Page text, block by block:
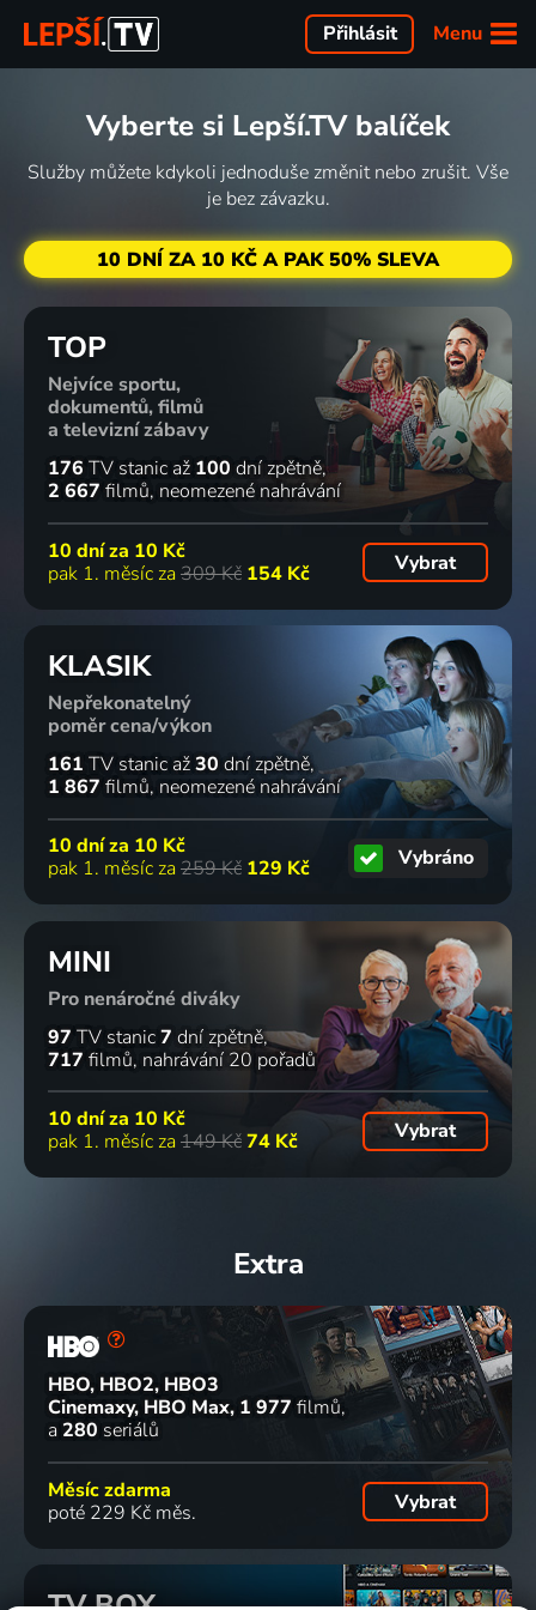
Menu
Přihlásit
Vyberte si Lepší.TV balíček
Služby můžete kdykoli jednoduše změnit nebo zrušit. Vše
je bez závazku.
10 DNÍ ZA 10 KČ A PAK 50% SLEVA
TOP
Nejvíce sportu,
dokumentů, filmů
a televizní zábavy
176 TV stanic až 100 dní zpětně
2 667 filmů neomezené nahrávání
10 dní za 10 Kč
pak 1. měsíc za 309 Kč 154 Kč Vybrat
KLASIK
Nepřekonatelný
poměr cena/výkon
161 TV stanic až30 dní zpětně
1 867 filmů neomezené nahrávání
10 dní za 10 Kč
pak 1. měsíc za 259 Kč 129 Kč Vybráno
MINI
Pro nenáročné diváky
97 TV stanic7 dní zpětně
717 filmů nahrávání 20 pořadů
10 dní za 10 Kč
pak 1. měsíc za 149 Kč74 Kč Vybrat
Extra
HBO, HBO2, HBO3
Cinemaxy, HBO Max 1 977 filmů
a 280 seriálů
Měsíc zdarma
poté 229 Kč měs.
Vybrat